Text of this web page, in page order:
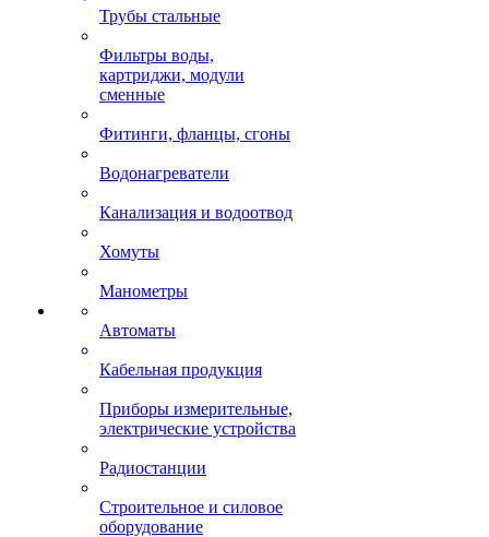
Трубы стальные
Фильтры воды,
картриджи, модули
сменные
Фитинги, фланцы, сгоны
Водонагреватели
Канализация и водоотвод
Хомуты
Манометры
Автоматы
Кабельная продукция
Приборы измерительные,
электрические устройства
Радиостанции
Строительное и силовое
оборудование